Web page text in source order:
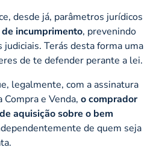
desde já, parâmetros jurídicos
de incumprimento, prevenindo
judiciais. Terás desta forma uma
de te defender perante a lei.
legalmente, com a assinatura
e Venda, o comprador
aquisição sobre o bem
de quem seja